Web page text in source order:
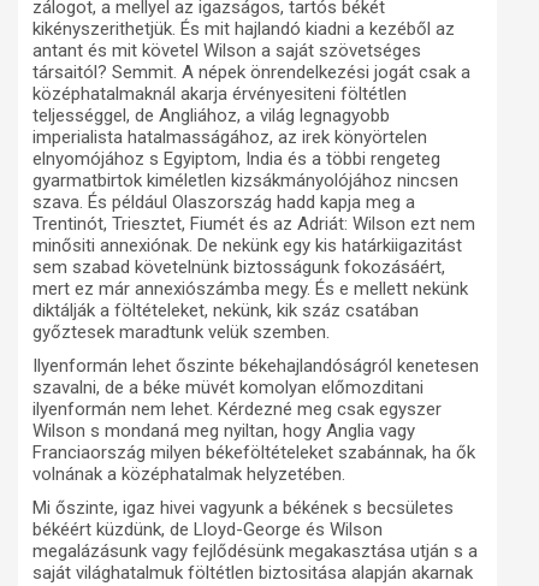
zálogot, a mellyel az igazságos, tartós békét
kikényszerithetjük. És mit hajlandó kiadni a kezéből az
antant és mit követel Wilson a saját szövetséges
társaitól? Semmit. A népek önrendelkezési jogát csak a
középhatalmaknál akarja érvényesiteni föltétlen
teljességgel, de Angliához, a világ legnagyobb
imperialista hatalmasságához, az irek könyörtelen
elnyomójához s Egyiptom, India és a többi rengeteg
gyarmatbirtok kiméletlen kizsákmányolójához nincsen
szava. És például Olaszország hadd kapja meg a
Trentinót, Triesztet, Fiumét és az Adriát: Wilson ezt nem
minősiti annexiónak. De nekünk egy kis határkiigazitást
sem szabad követelnünk biztosságunk fokozásáért,
mert ez már annexiószámba megy. És e mellett nekünk
diktálják a föltételeket, nekünk, kik száz csatában
győztesek maradtunk velük szemben.
Ilyenformán lehet őszinte békehajlandóságról kenetesen
szavalni, de a béke müvét komolyan előmozditani
ilyenformán nem lehet. Kérdezné meg csak egyszer
Wilson s mondaná meg nyiltan, hogy Anglia vagy
Franciaország milyen békeföltételeket szabánnak, ha ők
volnának a középhatalmak helyzetében.
Mi őszinte, igaz hivei vagyunk a békének s becsületes
békéért küzdünk, de Lloyd-George és Wilson
megalázásunk vagy fejlődésünk megakasztása utján s a
saját világhatalmuk föltétlen biztositása alapján akarnak